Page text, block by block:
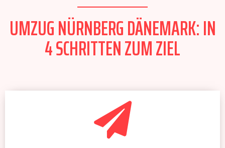
UMZUG NÜRNBERG DÄNEMARK: IN
4 SCHRITTEN ZUM ZIEL